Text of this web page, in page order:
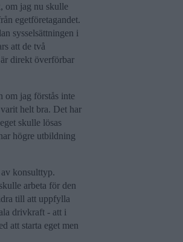
om jag nu skulle
egetföretagandet.
sysselsättningen i
att de två
direkt överförbar
om jag förstås inte
helt bra. Det har
skulle lösas
högre utbildning
konsulttyp.
arbeta för den
till att uppfylla
drivkraft - att i
att starta eget men